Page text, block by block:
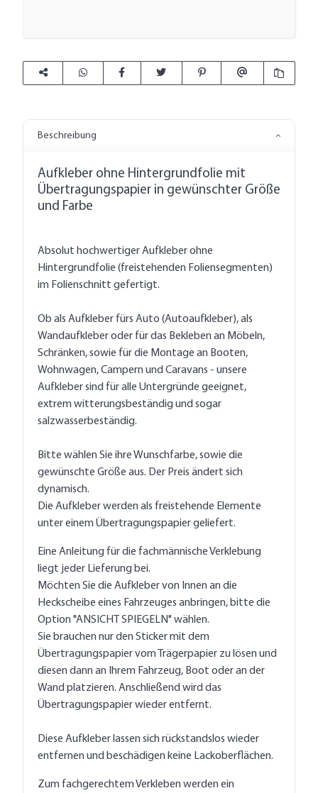
Beschreibung
Aufkleber ohne Hintergrundfolie mit
Übertragungspapier in gewünschter Größe
und Farbe
Absolut hochwertiger Aufkleber ohne
Hintergrundfolie (freistehenden Foliensegmenten)
im Folienschnitt gefertigt.
Ob als Aufkleber fürs Auto (Autoaufkleber), als
Wandaufkleber oder für das Bekleben an Möbeln,
Schränken, sowie für die Montage an Booten,
Wohnwagen, Campern und Caravans - unsere
Aufkleber sind für alle Untergründe geeignet,
extrem witterungsbeständig und sogar
salzwasserbeständig.
Bitte wählen Sie ihre Wunschfarbe, sowie die
gewünschte Größe aus. Der Preis ändert sich
dynamisch.
Die Aufkleber werden als freistehende Elemente
unter einem Übertragungspapier geliefert.
Eine Anleitung für die fachmännische Verklebung
liegt jeder Lieferung bei.
Möchten Sie die Aufkleber von Innen an die
Heckscheibe eines Fahrzeuges anbringen, bitte die
Option "ANSICHT SPIEGELN" wählen.
Sie brauchen nur den Sticker mit dem
Übertragungspapier vom Trägerpapier zu lösen und
diesen dann an Ihrem Fahrzeug, Boot oder an der
Wand platzieren. Anschließend wird das
Übertragungspapier wieder entfernt.
Diese Aufkleber lassen sich rückstandslos wieder
entfernen und beschädigen keine Lackoberflächen.
Zum fachgerechtem Verkleben werden ein